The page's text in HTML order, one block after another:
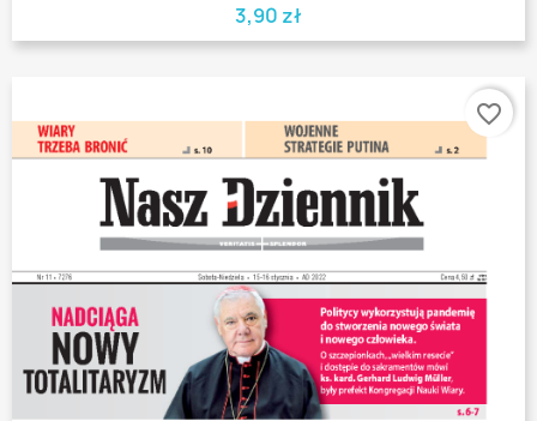
3,90 zł
favorite_border